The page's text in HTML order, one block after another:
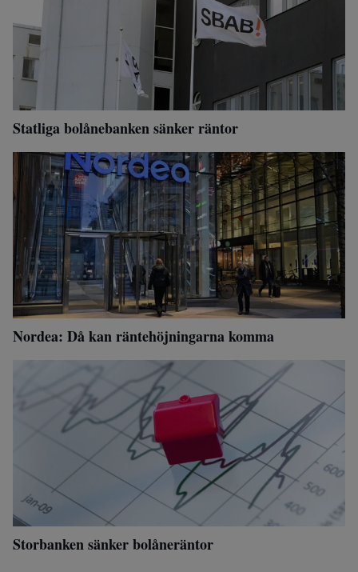
Statliga bolånebanken sänker räntor
Nordea: Då kan räntehöjningarna komma
Storbanken sänker bolåneräntor